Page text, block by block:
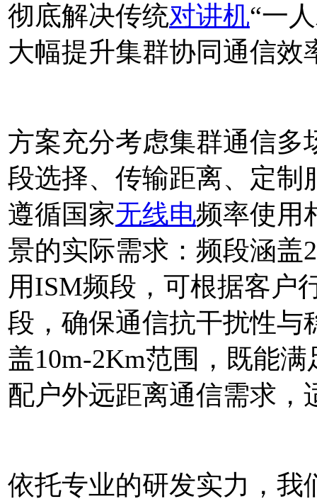
彻底解决传统对讲机“一
大幅提升集群协同通信效
方案充分考虑集群通信多
段选择、传输距离、定制
遵循国家无线电频率使用
景的实际需求：频段涵盖
用ISM频段，可根据客户
段，确保通信抗干扰性与
盖10m-2Km范围，既能
配户外远距离通信需求，
依托专业的研发实力，我